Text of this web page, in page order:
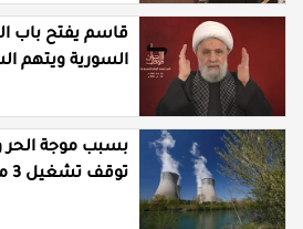
قاسم يفتح باب
السورية ويتهم
بسبب موجة الحر
توقف تشغيل 3 مفاعلات نووية